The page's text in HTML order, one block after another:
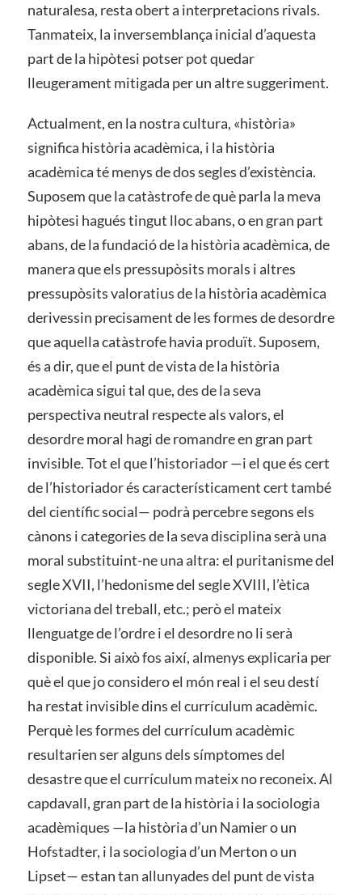
naturalesa, resta obert a interpretacions rivals.
Tanmateix, la inversemblança inicial d’aquesta
part de la hipòtesi potser pot quedar
lleugerament mitigada per un altre suggeriment.
Actualment, en la nostra cultura, «història»
significa història acadèmica, i la història
acadèmica té menys de dos segles d’existència.
Suposem que la catàstrofe de què parla la meva
hipòtesi hagués tingut lloc abans, o en gran part
abans, de la fundació de la història acadèmica, de
manera que els pressupòsits morals i altres
pressupòsits valoratius de la història acadèmica
derivessin precisament de les formes de desordre
que aquella catàstrofe havia produït. Suposem,
és a dir, que el punt de vista de la història
acadèmica sigui tal que, des de la seva
perspectiva neutral respecte als valors, el
desordre moral hagi de romandre en gran part
invisible. Tot el que l’historiador —i el que és cert
de l’historiador és característicament cert també
del científic social— podrà percebre segons els
cànons i categories de la seva disciplina serà una
moral substituint-ne una altra: el puritanisme del
segle XVII, l’hedonisme del segle XVIII, l’ètica
victoriana del treball, etc.; però el mateix
llenguatge de l’ordre i el desordre no li serà
disponible. Si això fos així, almenys explicaria per
què el que jo considero el món real i el seu destí
ha restat invisible dins el currículum acadèmic.
Perquè les formes del currículum acadèmic
resultarien ser alguns dels símptomes del
desastre que el currículum mateix no reconeix. Al
capdavall, gran part de la història i la sociologia
acadèmiques —la història d’un Namier o un
Hofstadter, i la sociologia d’un Merton o un
Lipset— estan tan allunyades del punt de vista